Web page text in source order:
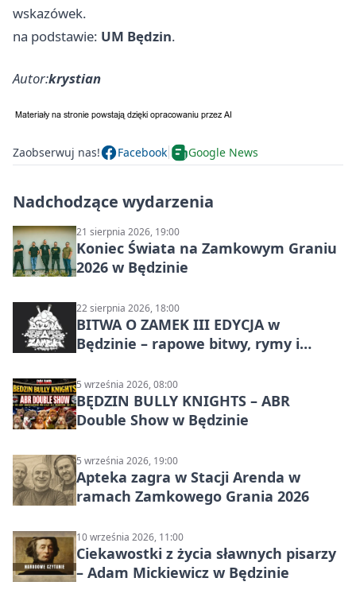
wskazówek.
na podstawie: UM Będzin.
Autor:krystian
Zaobserwuj nas! Facebook Google News
Nadchodzące wydarzenia
21 sierpnia 2026, 19:00
Koniec Świata na Zamkowym Graniu
2026 w Będzinie
22 sierpnia 2026, 18:00
BITWA O ZAMEK III EDYCJA w
Będzinie – rapowe bitwy, rymy i
5 września 2026, 08:00
BĘDZIN BULLY KNIGHTS – ABR
Double Show w Będzinie
5 września 2026, 19:00
Apteka zagra w Stacji Arenda w
ramach Zamkowego Grania 2026
10 września 2026, 11:00
Ciekawostki z życia sławnych pisarzy
– Adam Mickiewicz w Będzinie